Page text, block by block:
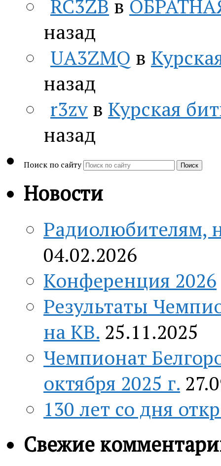
RC3ZB в
назад
UA3ZMQ в
назад
r3zv в Курская
назад
Поиск по сайту Поиск
Новости
Радиолюбителям,
04.02.2026
Конференция 2026
Результаты
на КВ. 25.11.2025
Чемпионат
октября 2025 г.
130 лет со дня
Свежие